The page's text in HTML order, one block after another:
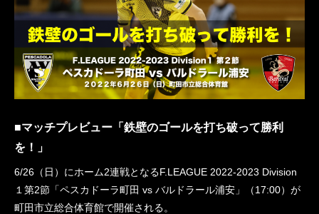
■マッチプレビュー「鉄壁のゴールを打ち破って勝利
を！」
6/26（日）にホーム2連戦となるF.LEAGUE 2022-2023 Division
１第2節「ペスカドーラ町田 vs バルドラール浦安」（17:00）が
町田市立総合体育館で開催される。